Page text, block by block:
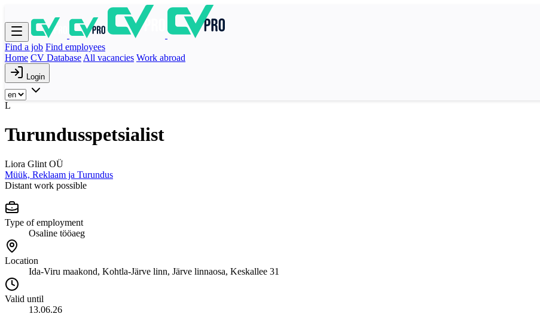
Find a job Find employees
Home CV Database All vacancies Work abroad
Login
L
Turundusspetsialist
Liora Glint OÜ
Müük, Reklaam ja Turundus
Distant work possible
Type of employment
Osaline tööaeg
Location
Ida-Viru maakond, Kohtla-Järve linn, Järve linnaosa, Keskallee 31
Valid until
13.06.26